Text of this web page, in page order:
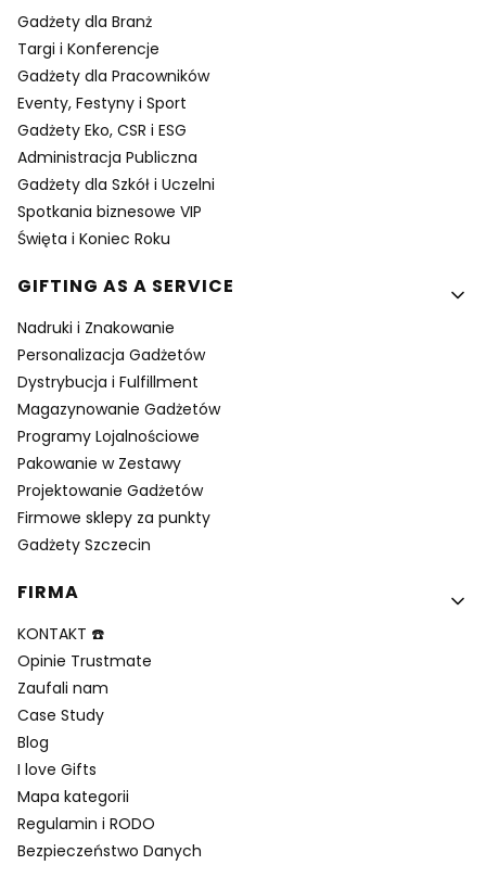
Gadżety dla Branż
Targi i Konferencje
Gadżety dla Pracowników
Eventy, Festyny i Sport
Gadżety Eko, CSR i ESG
Administracja Publiczna
Gadżety dla Szkół i Uczelni
Spotkania biznesowe VIP
Święta i Koniec Roku
GIFTING AS A SERVICE
Nadruki i Znakowanie
Personalizacja Gadżetów
Dystrybucja i Fulfillment
Magazynowanie Gadżetów
Programy Lojalnościowe
Pakowanie w Zestawy
Projektowanie Gadżetów
Firmowe sklepy za punkty
Gadżety Szczecin
FIRMA
KONTAKT ☎️
Opinie Trustmate
Zaufali nam
Case Study
Blog
I love Gifts
Mapa kategorii
Regulamin i RODO
Bezpieczeństwo Danych